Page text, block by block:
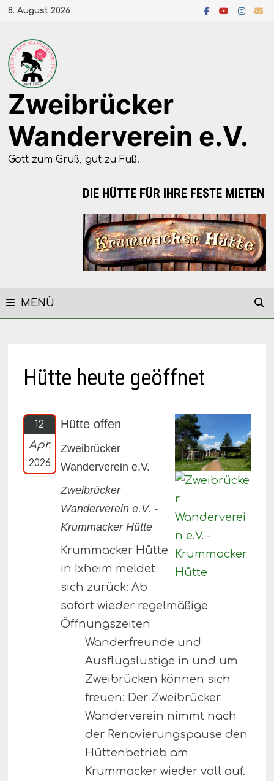
Zum
springen
8. August 2026
Zweibrücker
Wanderverein e.V.
Gott zum Gruß, gut zu Fuß.
DIE HÜTTE FÜR IHRE FESTE MIETEN
MENÜ
Hütte heute geöffnet
12
Apr.
2026
Hütte offen
Zweibrücker
Wanderverein e.V.
Zweibrücker
Wanderverein e.V. -
Krummacker Hütte
Krummacker Hütte
in Ixheim meldet
sich zurück: Ab
sofort wieder regelmäßige
Öffnungszeiten
Wanderfreunde und
Ausflugslustige in und um
Zweibrücken können sich
freuen: Der Zweibrücker
Wanderverein nimmt nach
der Renovierungspause den
Hüttenbetrieb am
Krummacker wieder voll auf.